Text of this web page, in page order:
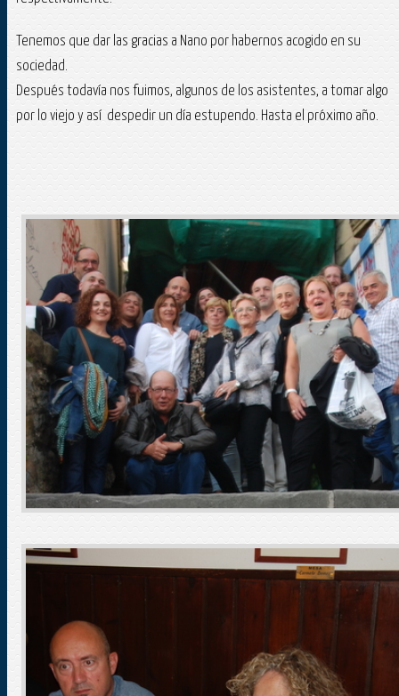
Tenemos que dar las gracias a Nano por habernos acogido en su
sociedad.
Después todavía nos fuimos, algunos de los asistentes, a tomar algo
por lo viejo y así despedir un día estupendo. Hasta el próximo año.